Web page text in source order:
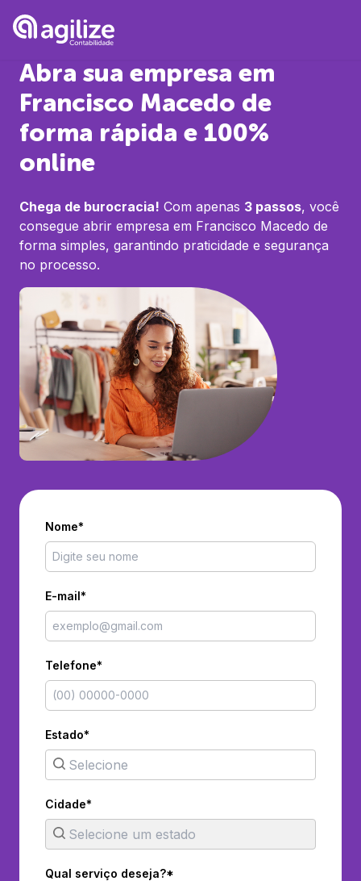
Abra sua empresa em
Francisco Macedo de
forma rápida e 100%
online
Chega de burocracia! Com apenas 3 passos, você
consegue abrir empresa em Francisco Macedo de
forma simples, garantindo praticidade e segurança
no processo.
Nome*
E-mail*
Telefone*
Estado*
Cidade*
Qual serviço deseja?*